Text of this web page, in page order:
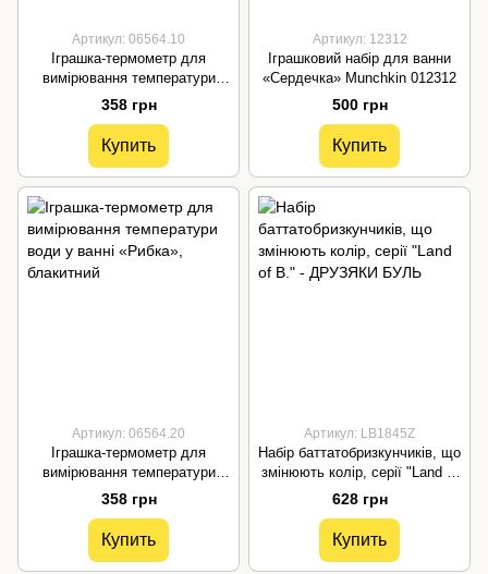
Артикул: 06564.10
Іграшка-термометр для
вимірювання температури
води у ванні «Рибка»,
рожевий
358 грн
Купить
Артикул: 12312
Іграшковий набір для ванни
«Сердечка» Munchkin 012312
500 грн
Купить
Артикул: 06564.20
Іграшка-термометр для
вимірювання температури
води у ванні «Рибка»,
блакитний
358 грн
Купить
Артикул: LB1845Z
Набір баттатобризкунчиків, що
змінюють колір, серії "Land of
B." - ДРУЗЯКИ БУЛЬ
628 грн
Купить